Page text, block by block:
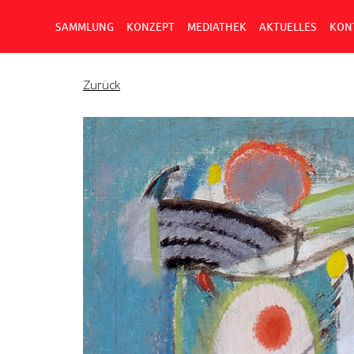
SAMMLUNG KONZEPT MEDIATHEK AKTUELLES
Zurück